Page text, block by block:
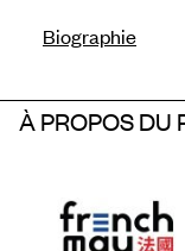
Biographie
À PROPOS DU